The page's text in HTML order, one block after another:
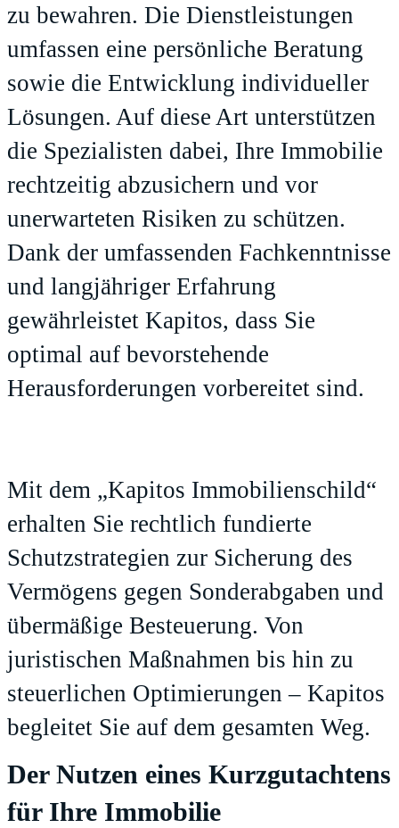
zu bewahren. Die Dienstleistungen
umfassen eine persönliche Beratung
sowie die Entwicklung individueller
Lösungen. Auf diese Art unterstützen
die Spezialisten dabei, Ihre Immobilie
rechtzeitig abzusichern und vor
unerwarteten Risiken zu schützen.
Dank der umfassenden Fachkenntnisse
und langjähriger Erfahrung
gewährleistet Kapitos, dass Sie
optimal auf bevorstehende
Herausforderungen vorbereitet sind.
Mit dem „Kapitos Immobilienschild“
erhalten Sie rechtlich fundierte
Schutzstrategien zur Sicherung des
Vermögens gegen Sonderabgaben und
übermäßige Besteuerung. Von
juristischen Maßnahmen bis hin zu
steuerlichen Optimierungen – Kapitos
begleitet Sie auf dem gesamten Weg.
Der Nutzen eines Kurzgutachtens
für Ihre Immobilie